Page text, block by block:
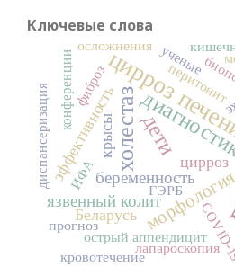
Ключевые слова
цирроз
холестаздети
беременность
язвенный колит
цирроз
эффективность
крысы
Беларусь
конференции перитонит
диспансеризация
острый аппендицит
ученые
лапароскопия
ГЭРБ
ИФА
кровотечение
фиброз
осложнения
прогноз